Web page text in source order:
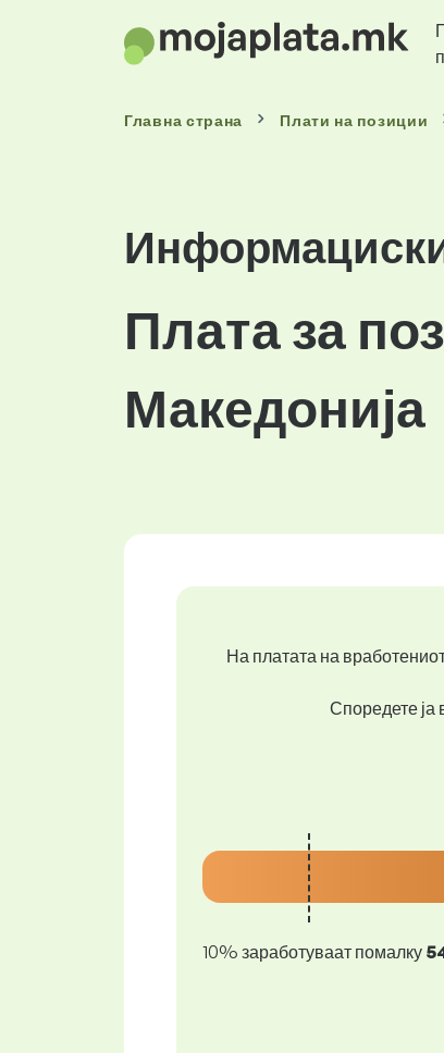
Главна страна Плати на позиции
Плата за
Македонија
На платата на
Споредете ја
10% заработуваат помалку